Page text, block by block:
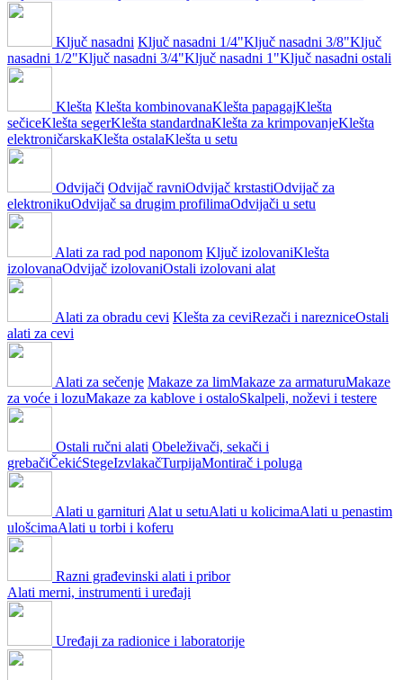
Ključ nasadni Ključ nasadni 1/4"Ključ nasadni 3/8"Ključ
nasadni 1/2"Ključ nasadni 3/4"Ključ nasadni 1"Ključ nasadni ostali
Klešta Klešta kombinovanaKlešta papagajKlešta
sečiceKlešta segerKlešta standardnaKlešta za krimpovanjeKlešta
elektroničarskaKlešta ostalaKlešta u setu
Odvijači Odvijač ravniOdvijač krstastiOdvijač za
elektronikuOdvijač sa drugim profilimaOdvijači u setu
Alati za rad pod naponom Ključ izolovaniKlešta
izolovanaOdvijač izolovaniOstali izolovani alat
Alati za obradu cevi Klešta za ceviRezači i narezniceOstali
alati za cevi
Alati za sečenje Makaze za limMakaze za armaturuMakaze
za voće i lozuMakaze za kablove i ostaloSkalpeli, noževi i testere
Ostali ručni alati Obeleživači, sekači i
grebačiČekićStegeIzvlakačTurpijaMontirač i poluga
Alati u garnituri Alat u setuAlati u kolicimaAlati u penastim
ulošcimaAlati u torbi i koferu
Razni građevinski alati i pribor
Alati merni, instrumenti i uređaji
Uređaji za radionice i laboratorije